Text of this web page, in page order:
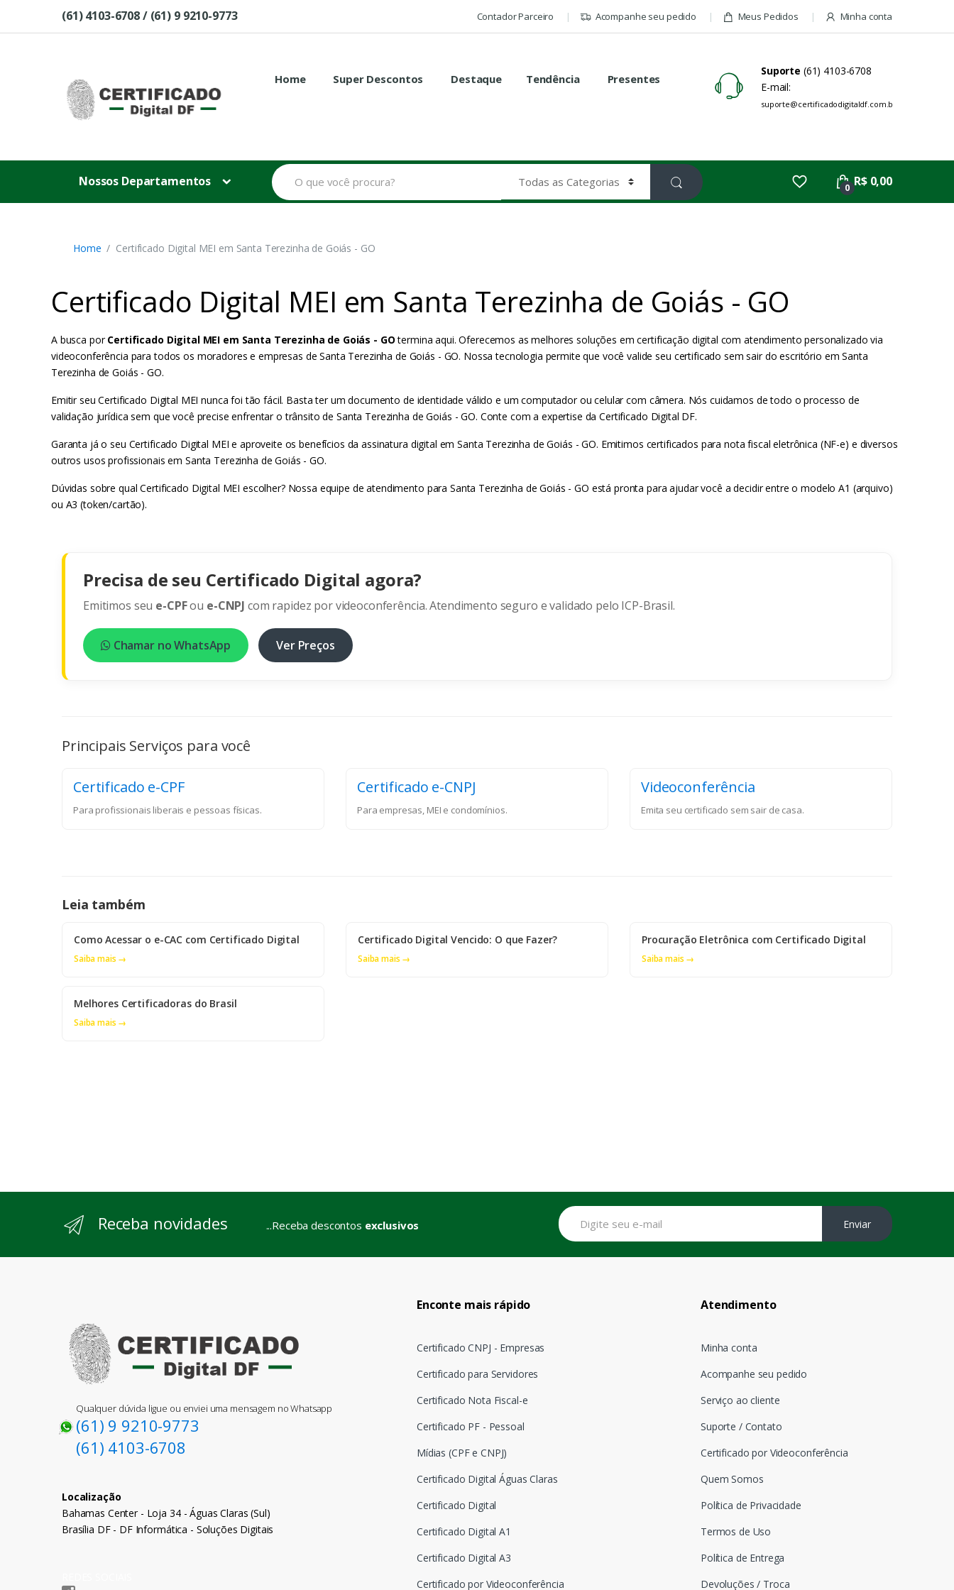
Skip to navigation
Skip to content(61) 4103-6708 / (61) 9 9210-9773 Contador Parceiro Acompanhe seu pedido Meus Pedidos Minha conta
Home Super Descontos Destaque Tendência Presentes
Suporte (61) 4103-6708
E-mail:
suporte@certificadodigitaldf.com.br
Nossos Departamentos
B
u
s
p
0 R$ 0,00
Home Certificado Digital MEI em Santa Terezinha de Goiás - GO
Certificado Digital MEI em Santa Terezinha de Goiás - GO
A busca porCertificado Digital MEI em Santa Terezinha de Goiás - GOtermina aqui. Oferecemos as melhores soluções em certificação digital com atendimento personalizado via
videoconferência para todos os moradores e empresas de Santa Terezinha de Goiás - GO. Nossa tecnologia permite que você valide seu certificado sem sair do escritório em Santa
Terezinha de Goiás - GO.
Emitir seu Certificado Digital MEI nunca foi tão fácil. Basta ter um documento de identidade válido e um computador ou celular com câmera. Nós cuidamos de todo o processo de
validação jurídica sem que você precise enfrentar o trânsito de Santa Terezinha de Goiás - GO. Conte com a expertise da Certificado Digital DF.
Garanta já o seu Certificado Digital MEI e aproveite os benefícios da assinatura digital em Santa Terezinha de Goiás - GO. Emitimos certificados para nota fiscal eletrônica (NF-e) e diversos
outros usos profissionais em Santa Terezinha de Goiás - GO.
Dúvidas sobre qual Certificado Digital MEI escolher? Nossa equipe de atendimento para Santa Terezinha de Goiás - GO está pronta para ajudar você a decidir entre o modelo A1 (arquivo)
ou A3 (token/cartão).
Precisa de seu Certificado Digital agora?
Emitimos seu e-CPFou e-CNPJ com rapidez por videoconferência. Atendimento seguro e validado pelo ICP-Brasil.
Chamar no WhatsApp Ver Preços
Principais Serviços para você
Certificado e-CPF
Para profissionais liberais e pessoas físicas.
Certificado e-CNPJ
Para empresas, MEI e condomínios.
Videoconferência
Emita seu certificado sem sair de casa.
Leia também
Como Acessar o e-CAC com Certificado Digital
Saiba mais →
Certificado Digital Vencido: O que Fazer?
Saiba mais →
Procuração Eletrônica com Certificado Digital
Saiba mais →
Melhores Certificadoras do Brasil
Saiba mais →
Receba novidades ...Receba descontos exclusivos Enviar
Enconte mais rápido
Certificado CNPJ - Empresas
Certificado para Servidores
Certificado Nota Fiscal-e
Certificado PF - Pessoal
Mídias (CPF e CNPJ)
Certificado Digital Águas Claras
Certificado Digital
Certificado Digital A1
Certificado Digital A3
Certificado por Videoconferência
Atendimento
Minha conta
Acompanhe seu pedido
Serviço ao cliente
Suporte / Contato
Certificado por Videoconferência
Quem Somos
Política de Privacidade
Termos de Uso
Política de Entrega
Devoluções / Troca
Qualquer dúvida ligue ou enviei uma mensagem no Whatsapp
(61) 9 9210-9773
(61) 4103-6708
Localização
Bahamas Center - Loja 34 - Águas Claras (Sul)
Brasília DF - DF Informática - Soluções Digitais